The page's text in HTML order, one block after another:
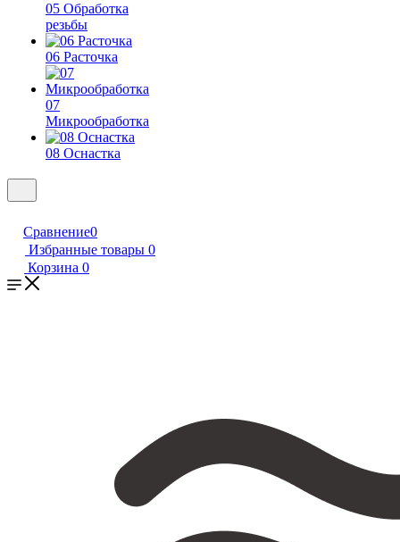
05 Обработка
резьбы
06 Расточка
07
Микрообработка
08 Оснастка
Сравнение0
Избранные товары 0
Корзина 0